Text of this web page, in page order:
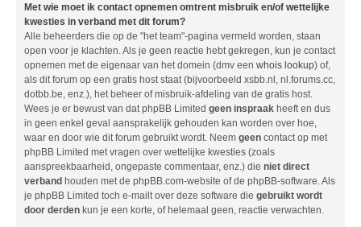
Met wie moet ik contact opnemen omtrent misbruik en/of wettelijke
kwesties in verband met dit forum?
Alle beheerders die op de "het team"-pagina vermeld worden, staan
open voor je klachten. Als je geen reactie hebt gekregen, kun je contact
opnemen met de eigenaar van het domein (dmv een whois lookup) of,
als dit forum op een gratis host staat (bijvoorbeeld xsbb.nl, nl.forums.cc,
dotbb.be, enz.), het beheer of misbruik-afdeling van de gratis host.
Wees je er bewust van dat phpBB Limited geen inspraak heeft en dus
in geen enkel geval aansprakelijk gehouden kan worden over hoe,
waar en door wie dit forum gebruikt wordt. Neem geen contact op met
phpBB Limited met vragen over wettelijke kwesties (zoals
aanspreekbaarheid, ongepaste commentaar, enz.) die niet direct
verband houden met de phpBB.com-website of de phpBB-software. Als
je phpBB Limited toch e-mailt over deze software die gebruikt wordt
door derden kun je een korte, of helemaal geen, reactie verwachten.